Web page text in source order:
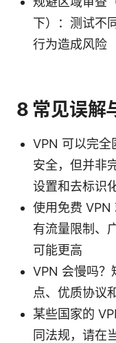
下）：测试不
行为造成风险
8 常见误解
VPN 可以完全
安全，但并非
设置和去标识
使用免费 VPN
有流量限制、
可能更高
VPN 会慢吗？
点、优质协议
某些国家的
同法规，请在